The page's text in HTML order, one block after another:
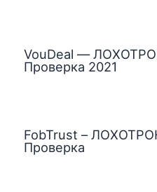
VouDeal —
Проверка 2021
FobTrust –
Проверка